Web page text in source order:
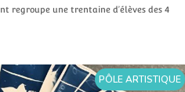
regroupe une trentaine d’élèves des 4
PÔLE ARTISTIQUE